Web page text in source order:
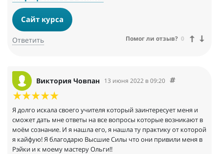
Сайт курса
Ответить Помог ли отзыв? 0
Виктория Човпан 13 июня 2022 в 09:20
Я долго искала своего учителя который заинтересует меня и
сможет дать мне ответы на все вопросы которые возникают в
моём сознание. И я нашла его, я нашла ту практику от которой
я кайфую! Я благодарю Высшие Силы что они привили меня в
Рэйки и к моему мастеру Ольги!!